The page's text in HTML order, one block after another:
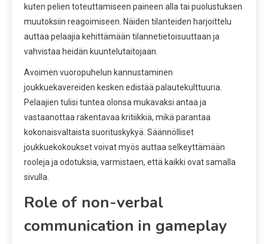
kuten pelien toteuttamiseen paineen alla tai puolustuksen
muutoksiin reagoimiseen. Näiden tilanteiden harjoittelu
auttaa pelaajia kehittämään tilannetietoisuuttaan ja
vahvistaa heidän kuuntelutaitojaan.
Avoimen vuoropuhelun kannustaminen
joukkuekavereiden kesken edistää palautekulttuuria.
Pelaajien tulisi tuntea olonsa mukavaksi antaa ja
vastaanottaa rakentavaa kritiikkiä, mikä parantaa
kokonaisvaltaista suorituskykyä. Säännölliset
joukkuekokoukset voivat myös auttaa selkeyttämään
rooleja ja odotuksia, varmistaen, että kaikki ovat samalla
sivulla.
Role of non-verbal
communication in gameplay